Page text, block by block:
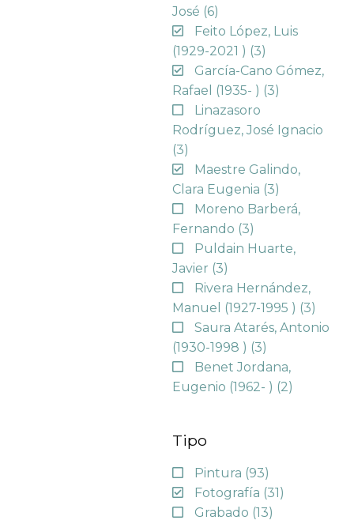
José (6)
Feito López, Luis
(1929-2021 ) (3)
García-Cano Gómez,
Rafael (1935- ) (3)
Linazasoro
Rodríguez, José Ignacio
(3)
Maestre Galindo,
Clara Eugenia (3)
Moreno Barberá,
Fernando (3)
Puldain Huarte,
Javier (3)
Rivera Hernández,
Manuel (1927-1995 ) (3)
Saura Atarés, Antonio
(1930-1998 ) (3)
Benet Jordana,
Eugenio (1962- ) (2)
Tipo
Pintura (93)
Fotografía (31)
Grabado (13)